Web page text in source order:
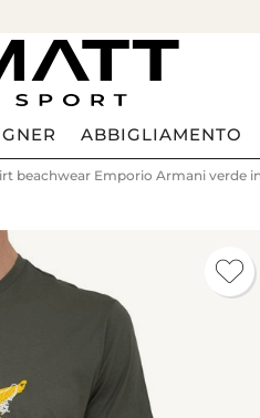
ABBIGLIAMENTO
beachwear Emporio Armani verde